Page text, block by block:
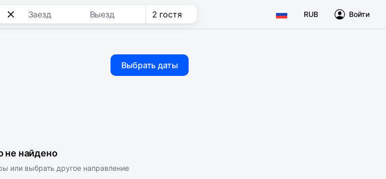
Заезд Выезд 2 гостя RUB Войти
Выбрать даты
не найдено
или выбрать другое направление